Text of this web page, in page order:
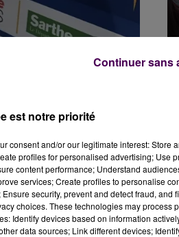
s'engager avec le
est notre priorité
consent and/or our legitimate interest: Store
profiles for personalised advertising; Use
content performance; Understand
services; Create profiles to personalise
security, prevent and detect fraud, and
choices. These technologies may process
Identify devices based on information
data sources; Link different devices;
Continuer sans